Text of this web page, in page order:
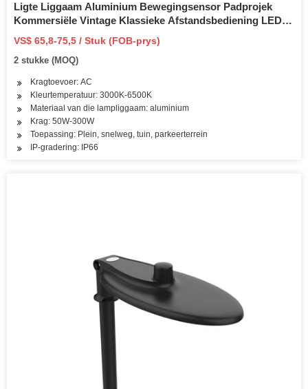
Ligte Liggaam Aluminium Bewegingsensor Padprojek
Kommersiële Vintage Klassieke Afstandsbediening LED
Straatlig
VS$ 65,8-75,5 / Stuk (FOB-prys)
2 stukke (MOQ)
Kragtoevoer: AC
Kleurtemperatuur: 3000K-6500K
Materiaal van die lampliggaam: aluminium
Krag: 50W-300W
Toepassing: Plein, snelweg, tuin, parkeerterrein
IP-gradering: IP66